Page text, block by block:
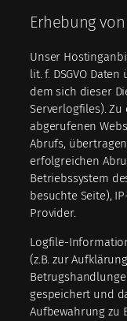
Erhebung
Unser
lit. f. DSGVO
dem sich dieser
Serverlogfiles).
abgerufenen
Abrufs,
erfolgreichen
Betriebssystem
besuchte Seite),
Provider.
Logfile-
(z.B. zur
gespeichert und
Aufbewahrung zu